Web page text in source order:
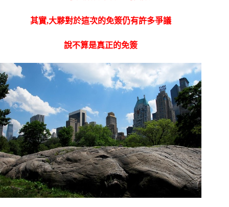
其實,大夥對於這次的免簽仍有許多爭議
說不算是真正的免簽